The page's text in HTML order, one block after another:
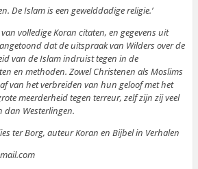
De Islam is een gewelddadige religie.’
volledige Koran citaten, en gegevens uit
dat de uitspraak van Wilders over de
van de Islam indruist tegen in de
en methoden. Zowel Christenen als Moslims
van het verbreiden van hun geloof met het
meerderheid tegen terreur, zelf zijn zij veel
dan Westerlingen.
ter Borg, auteur Koran en Bijbel in Verhalen